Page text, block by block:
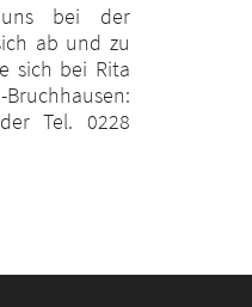
bei der
ab und zu
sich bei Rita
Tel. 0228